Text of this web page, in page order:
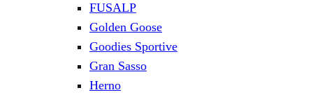
FUSALP
Golden Goose
Goodies Sportive
Gran Sasso
Herno